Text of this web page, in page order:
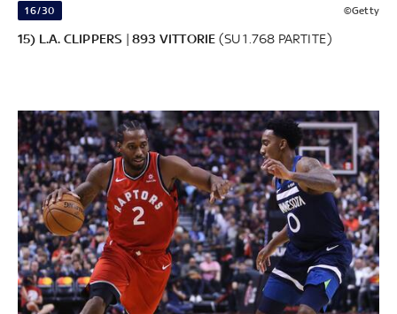
16/30 ©Getty
15) L.A. CLIPPERS |893 VITTORIE (SU 1.768 PARTITE)